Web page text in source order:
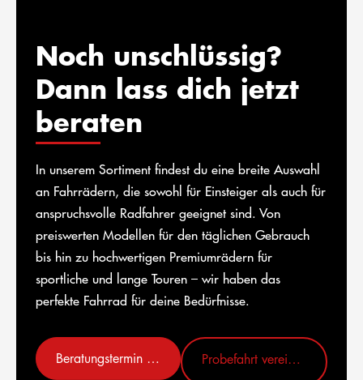
Noch unschlüssig?
Dann lass dich jetzt
beraten
In unserem Sortiment findest du eine breite Auswahl
an Fahrrädern, die sowohl für Einsteiger als auch für
anspruchsvolle Radfahrer geeignet sind. Von
preiswerten Modellen für den täglichen Gebrauch
bis hin zu hochwertigen Premiumrädern für
sportliche und lange Touren – wir haben das
perfekte Fahrrad für deine Bedürfnisse.
Beratungstermin vereinbaren Probefahrt vereinbaren